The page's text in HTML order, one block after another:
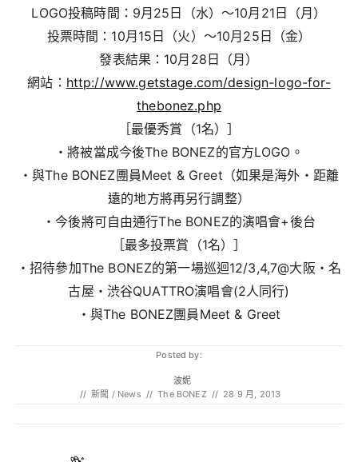
LOGO投稿時間：9月25日（水）～10月21日（月）
投票時間：10月15日（火）～10月25日（金）
發表結果：10月28日（月）
網站： http://www.getstage.com/design-logo-for-
thebonez.php
［最優秀賞（1名）］
・將被當成今後The BONEZ的官方LOGO。
・與The BONEZ團員Meet & Greet（如果是海外・距離
遠的地方將再另行調整）
・今後將可自由通行The BONEZ的演唱會+後台
［最多投票賞（1名）］
・招待參加The BONEZ的第一場巡迴12/3,4,7@大阪・名
古屋・渋谷QUATTRO演唱會(2人同行)
・與The BONEZ團員Meet & Greet
Posted by:
波妮
// 新聞 / News // The BONEZ // 28 9 月, 2013